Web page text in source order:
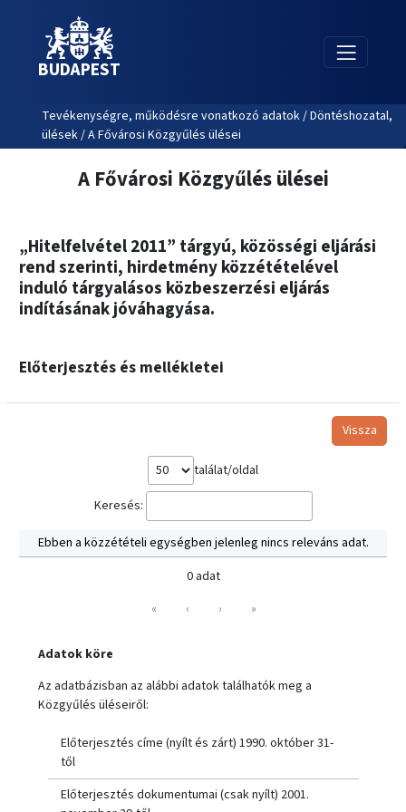
BUDAPEST
Tevékenységre, működésre vonatkozó adatok / Döntéshozatal,
ülések / A Fővárosi Közgyűlés ülései
A Fővárosi Közgyűlés ülései
„Hitelfelvétel 2011” tárgyú, közösségi eljárási
rend szerinti, hirdetmény közzétételével
induló tárgyalásos közbeszerzési eljárás
indításának jóváhagyása.
Előterjesztés és mellékletei
Vissza
találat/oldal
Keresés:
Ebben a közzétételi egységben jelenleg nincs releváns adat.
0 adat
«
‹ › »
Adatok köre
Az adatbázisban az alábbi adatok találhatók meg a
Közgyűlés üléseiről:
Előterjesztés címe (nyílt és zárt) 1990. október 31-
től
Előterjesztés dokumentumai (csak nyílt) 2001.